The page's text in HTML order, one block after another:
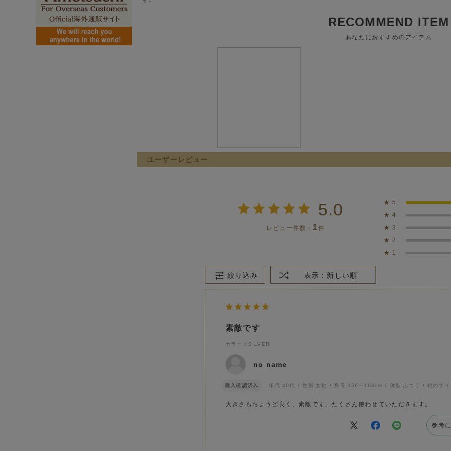
RECOMMEND ITEM
あなたにおすすめのアイテム
ユーザーレビュー
5.0
レビュー件数： 1件
★ 5
★ 4
★ 3
★ 2
★ 1
絞り込み 表示：新しい順
素敵です
カラー：SILVER
no name
購入確認済み 年代:40代 性別:女性 身長: 156～160cm 体型: ふつう 靴のサイ
大きさもちょうど良く、素敵です。たくさん使わせていただきます。
参考